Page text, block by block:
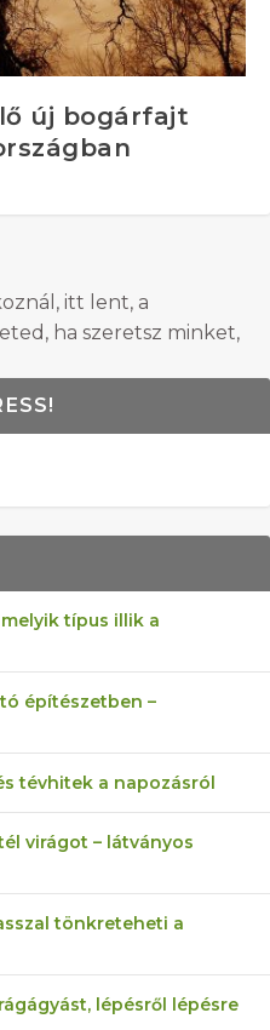
új bogárfajt
itt lent, a
ha szeretsz minket,
típus illik a
építészetben –
tévhitek a napozásról
virágot – látványos
tönkreteheti a
lépésről lépésre